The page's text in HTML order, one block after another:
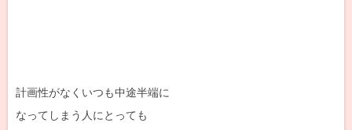
計画性がなくいつも中途半端に
なってしまう人にとっても